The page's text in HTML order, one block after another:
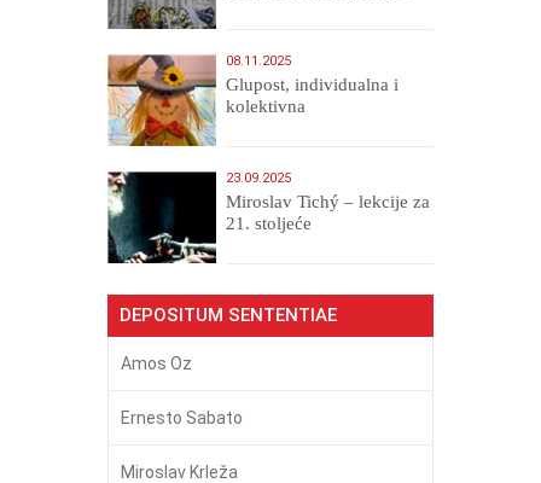
08.11.2025
Glupost, individualna i
kolektivna
23.09.2025
Miroslav Tichý – lekcije za
21. stoljeće
DEPOSITUM SENTENTIAE
Amos Oz
Ernesto Sabato
Miroslav Krleža